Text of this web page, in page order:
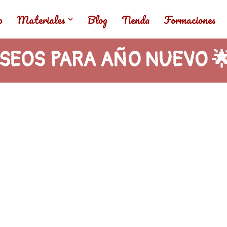
Materiales Blog Tienda Formaciones
PARA AÑO NUEVO